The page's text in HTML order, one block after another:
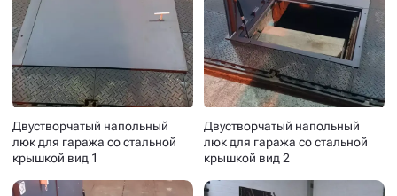
Двустворчатый напольный
люк для гаража со стальной
крышкой вид 1
Двустворчатый напольный
люк для гаража со стальной
крышкой вид 2